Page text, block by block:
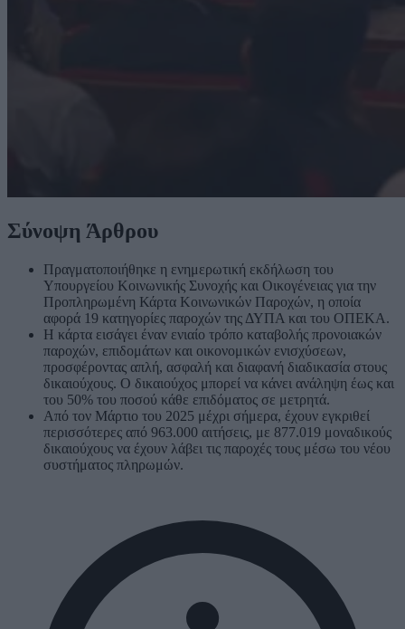
Σύνοψη Άρθρου
Πραγματοποιήθηκε η ενημερωτική εκδήλωση του
Υπουργείου Κοινωνικής Συνοχής και Οικογένειας για την
Προπληρωμένη Κάρτα Κοινωνικών Παροχών, η οποία
αφορά 19 κατηγορίες παροχών της ΔΥΠΑ και του ΟΠΕΚΑ.
Η κάρτα εισάγει έναν ενιαίο τρόπο καταβολής προνοιακών
παροχών, επιδομάτων και οικονομικών ενισχύσεων,
προσφέροντας απλή, ασφαλή και διαφανή διαδικασία στους
δικαιούχους. Ο δικαιούχος μπορεί να κάνει ανάληψη έως και
του 50% του ποσού κάθε επιδόματος σε μετρητά.
Από τον Μάρτιο του 2025 μέχρι σήμερα, έχουν εγκριθεί
περισσότερες από 963.000 αιτήσεις, με 877.019 μοναδικούς
δικαιούχους να έχουν λάβει τις παροχές τους μέσω του νέου
συστήματος πληρωμών.